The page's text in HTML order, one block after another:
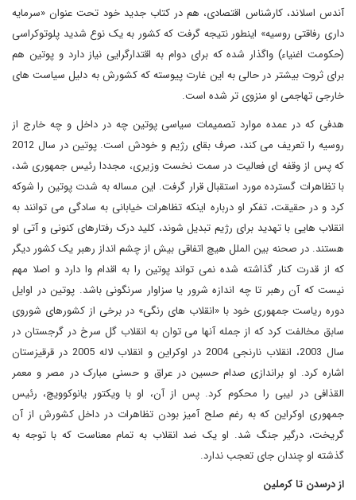
آندس اسلاند، کارشناس اقتصادی، هم در کتاب جدید خود تحت عنوان «سرمایه
داری رفاقتی روسیه» اینطور نتیجه گرفت که کشور به یک نوع شدید پلوتوکراسی
(حکومت اغنیاء) واگذار شده که برای دوام به اقتدارگرایی نیاز دارد و پوتین هم
برای ثروت بیشتر در حالی به این غارت پیوسته که کشورش به دلیل سیاست های
خارجی تهاجمی او منزوی تر شده است.
هدفی که در عمده موارد تصمیمات سیاسی پوتین چه در داخل و چه خارج از
روسیه را تعریف می کند، صرف بقای رژیم و خودش است. پوتین در سال 2012
که پس از وقفه ای فعالیت در سمت نخست وزیری، مجددا رئیس جمهوری شد،
با تظاهرات گسترده مورد استقبال قرار گرفت. این مساله به شدت پوتین را شوکه
کرد و در حقیقت، تفکر او درباره اینکه تظاهرات خیابانی به سادگی می توانند به
انقلاب هایی با تهدید برای رژیم تبدیل شوند، کلید درک رفتارهای کنونی و آتی او
هستند. در صحنه بین الملل هیچ اتفاقی بیش از چشم انداز رهبر یک کشور دیگر
که از قدرت کنار گذاشته شده نمی تواند پوتین را به اقدام وا دارد و اصلا مهم
نیست که آن رهبر تا چه اندازه شرور یا سزاوار سرنگونی باشد. پوتین در اوایل
دوره ریاست جمهوری خود با «انقلاب های رنگی» در برخی از کشورهای شوروی
سابق مخالفت کرد که از جمله آنها می توان به انقلاب گل سرخ در گرجستان در
سال 2003، انقلاب نارنجی 2004 در اوکراین و انقلاب لاله 2005 در قرقیزستان
اشاره کرد. او براندازی صدام حسین در عراق و حسنی مبارک در مصر و معمر
القذافی در لیبی را محکوم کرد. پس از آن، او با ویکتور یانوکوویچ، رئیس
جمهوری اوکراین که به رغم صلح آمیز بودن تظاهرات در داخل کشورش از آن
گریخت، درگیر جنگ شد. او یک ضد انقلاب به تمام معناست که با توجه به
گذشته او چندان جای تعجب ندارد.
از درسدن تا کرملین